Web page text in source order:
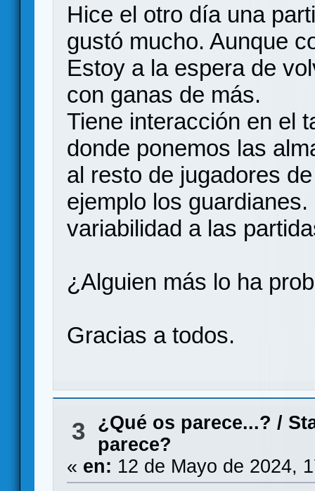
Hice el otro día una
gustó mucho. Aunque
Estoy a la espera de
con ganas de más.
Tiene interacción en el
donde ponemos las
al resto de jugadores
ejemplo los
variabilidad a las
¿Alguien más lo ha
Gracias a todos.
3 ¿Qué os parece...? /
parece?
« en: 12 de Mayo de 2024,